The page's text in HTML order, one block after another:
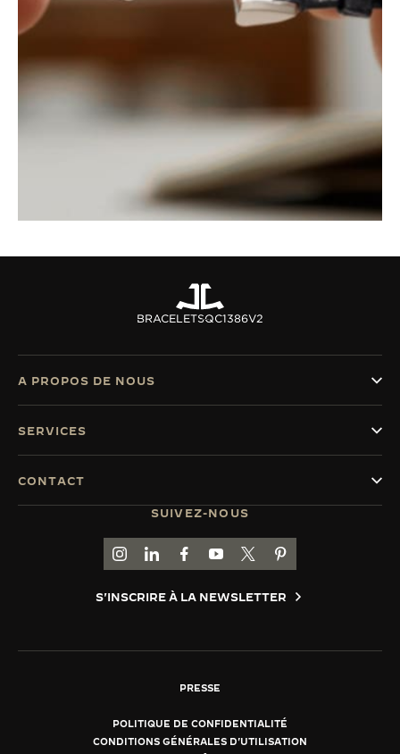
BRACELETSQC1386V2
SUIVEZ-NOUS
ACCÉDER À LA PAGE INSTAGRAM DE
ACCÉDER À LA PAGE LINKEDIN DE
ALLER SUR LA PAGE JAEGER-
ACCÉDER À LA PAGE
ALLER SUR LA PAGE
ALLER SUR LA
S'INSCRIRE À LA NEWSLETTER
A PROPOS DE NOUS
SERVICES
CONTACT
PRESSE
POLITIQUE DE CONFIDENTIALITÉ
CONDITIONS GÉNÉRALES D'UTILISATION